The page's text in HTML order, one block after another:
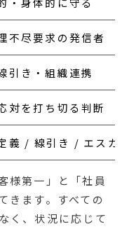
不尽要求の発信者
引き・組織連携
対を打ち切る判断
義 / 線引き / エスカ
様第一」と「社員
きます。すべての
く、状況に応じて